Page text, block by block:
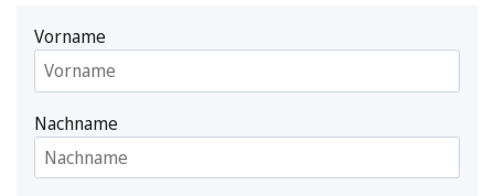
Vorname
Nachname